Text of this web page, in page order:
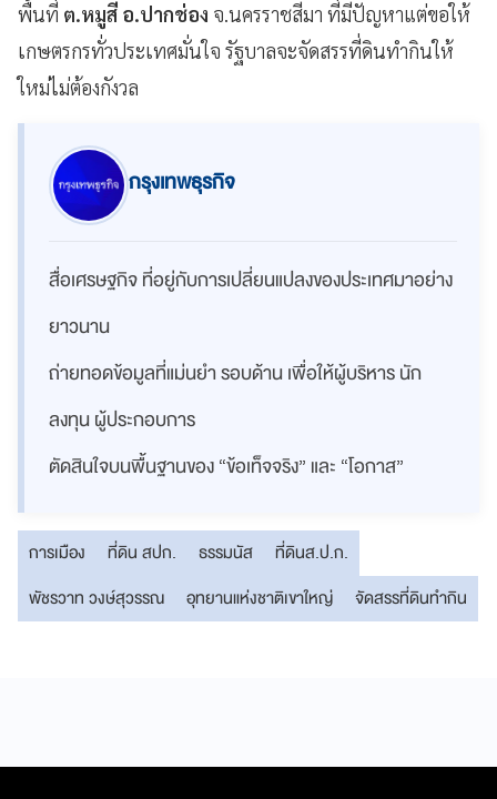
พื้นที่ ต.หมูสี อ.ปากช่อง จ.นครราชสีมา ที่มีปัญหาแต่ขอให้
เกษตรกรทั่วประเทศมั่นใจ รัฐบาลจะจัดสรรที่ดินทำกินให้
ใหม่ไม่ต้องกังวล
กรุงเทพธุรกิจ
สื่อเศรษฐกิจ ที่อยู่กับการเปลี่ยนแปลงของประเทศมาอย่าง
ยาวนาน
ถ่ายทอดข้อมูลที่แม่นยำ รอบด้าน เพื่อให้ผู้บริหาร นัก
ลงทุน ผู้ประกอบการ
ตัดสินใจบนพื้นฐานของ “ข้อเท็จจริง” และ “โอกาส”
การเมือง ที่ดิน สปก. ธรรมนัส
ที่ดินส.ป.ก.
พัชรวาท วงษ์สุวรรณ
อุทยานแห่งชาติเขาใหญ่ จัดสรรที่ดินทำกิน